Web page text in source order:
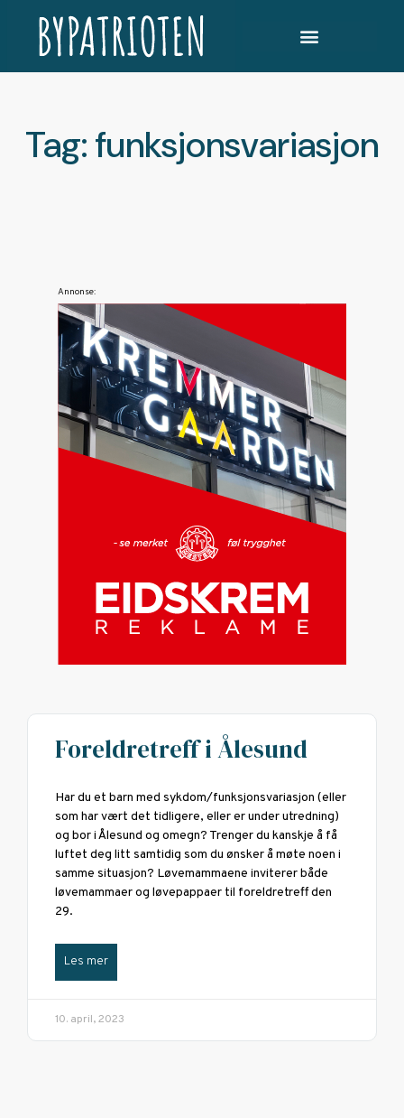
Tag: funksjonsvariasjon
Annonse:
Foreldretreff i Ålesund
Har du et barn med sykdom/funksjonsvariasjon (eller
som har vært det tidligere, eller er under utredning)
og bor i Ålesund og omegn? Trenger du kanskje å få
luftet deg litt samtidig som du ønsker å møte noen i
samme situasjon? Løvemammaene inviterer både
løvemammaer og løvepappaer til foreldretreff den
29.
Les mer
10. april, 2023